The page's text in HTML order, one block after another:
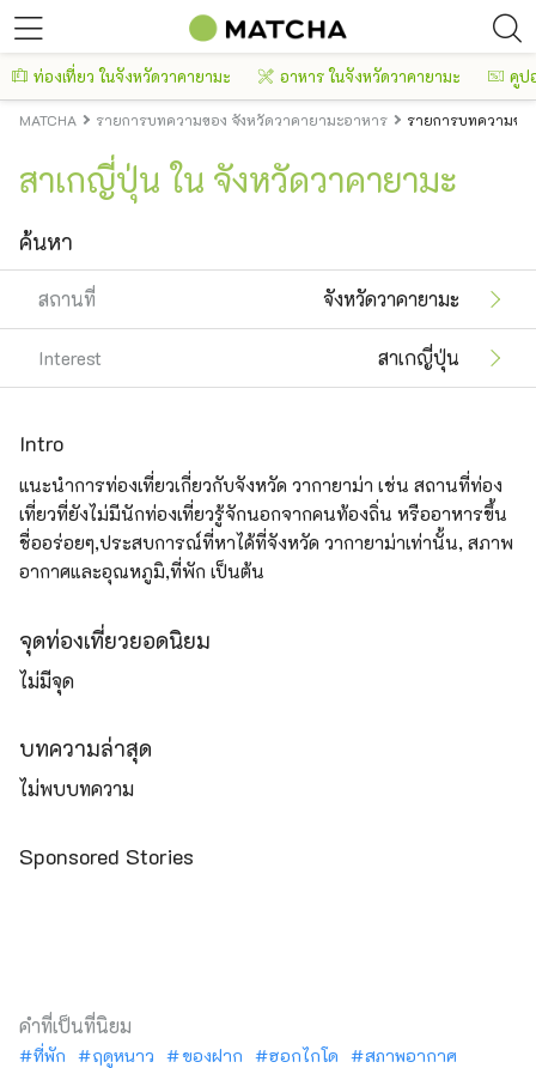
ท่องเที่ยว ในจังหวัดวาคายามะ อาหาร ในจังหวัดวาคายามะ คูป
MATCHA รายการบทความของ จังหวัดวาคายามะอาหาร รายการบทความขอ
สาเกญี่ปุ่น ใน จังหวัดวาคายามะ
ค้นหา
สถานที่ จังหวัดวาคายามะ
Interest สาเกญี่ปุ่น
Intro
แนะนำการท่องเที่ยวเกี่ยวกับจังหวัด วากายาม่า เช่น สถานที่ท่อง
เที่ยวที่ยังไม่มีนักท่องเที่ยวรู้จักนอกจากคนท้องถิ่น หรืออาหารขึ้น
ชื่ออร่อยๆ,ประสบการณ์ที่หาได้ที่จังหวัด วากายาม่าเท่านั้น, สภาพ
อากาศและอุณหภูมิ,ที่พัก เป็นต้น
จุดท่องเที่ยวยอดนิยม
ไม่มีจุด
บทความล่าสุด
ไม่พบบทความ
Sponsored Stories
คำที่เป็นที่นิยม
ที่พัก ฤดูหนาว ของฝาก ฮอกไกโด
สภาพอากาศ